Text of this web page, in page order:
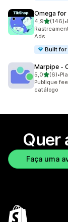
Omega
4,9de 5(146)
146 •
Ads
Built for
Marpipe ‑
5,0de 5
(6)
6 •
Publique
catálogo
Quer
Faça uma